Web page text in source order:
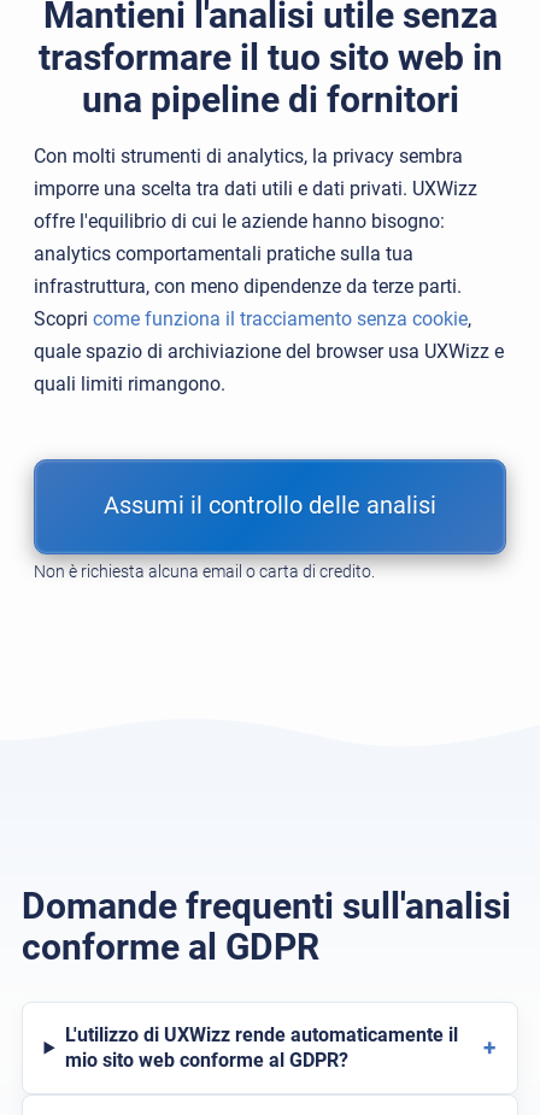
Mantieni l'analisi utile senza
trasformare il tuo sito web in
una pipeline di fornitori
Con molti strumenti di analytics, la privacy sembra
imporre una scelta tra dati utili e dati privati. UXWizz
offre l'equilibrio di cui le aziende hanno bisogno:
analytics comportamentali pratiche sulla tua
infrastruttura, con meno dipendenze da terze parti.
Scopri come funziona il tracciamento senza cookie,
quale spazio di archiviazione del browser usa UXWizz e
quali limiti rimangono.
Assumi il controllo delle analisi
Non è richiesta alcuna email o carta di credito.
Domande frequenti sull'analisi
conforme al GDPR
L'utilizzo di UXWizz rende automaticamente il
mio sito web conforme al GDPR?
+